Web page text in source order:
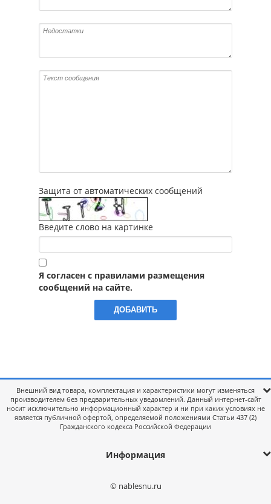
Защита от автоматических сообщений
Введите слово на картинке
Я согласен с правилами размещения
сообщений на сайте.
Внешний вид товара, комплектация и характеристики могут изменяться
производителем без предварительных уведомлений. Данный интернет-сайт
носит исключительно информационный характер и ни при каких условиях не
является публичной офертой, определяемой положениями Статьи 437 (2)
Гражданского кодекса Российской Федерации
Информация
© nablesnu.ru